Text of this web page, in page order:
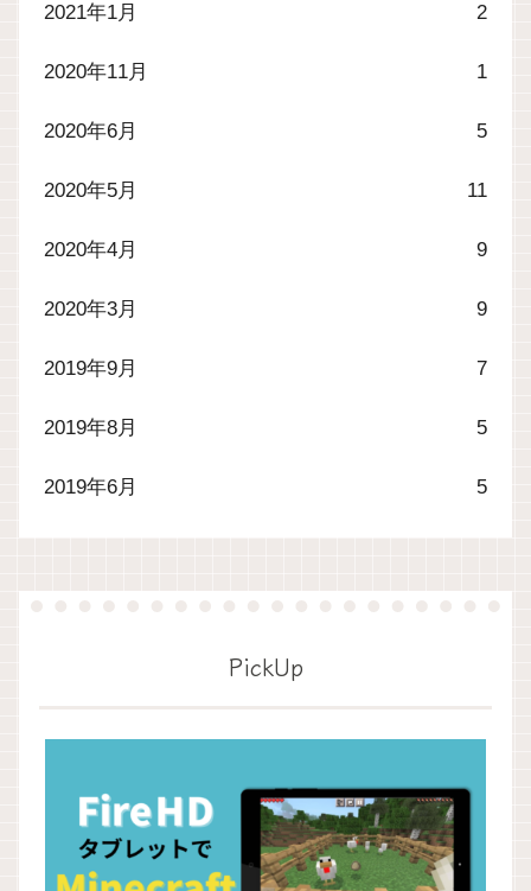
2021年1月 2
2020年11月 1
2020年6月 5
2020年5月 11
2020年4月 9
2020年3月 9
2019年9月 7
2019年8月 5
2019年6月 5
PickUp